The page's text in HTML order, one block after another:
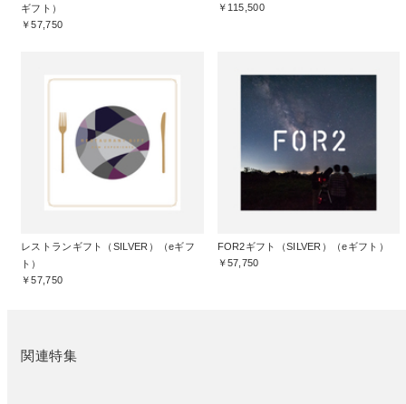
ギフト）
￥57,750
￥115,500
レストランギフト（SILVER）（eギフ
ト）
￥57,750
FOR2ギフト（SILVER）（eギフト）
￥57,750
関連特集